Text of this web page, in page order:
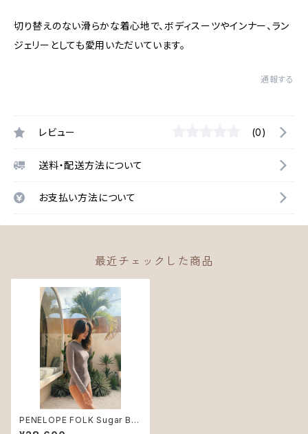
切り替えのない滑らかな着心地で、ボディスーツやインナー、ラン
ジェリーとしても愛用いただいています。
通報する
レビュー (0)
送料・配送方法について
お支払い方法について
最近チェックした商品
PENELOPE FOLK Sugar Bro
wn ♻︎